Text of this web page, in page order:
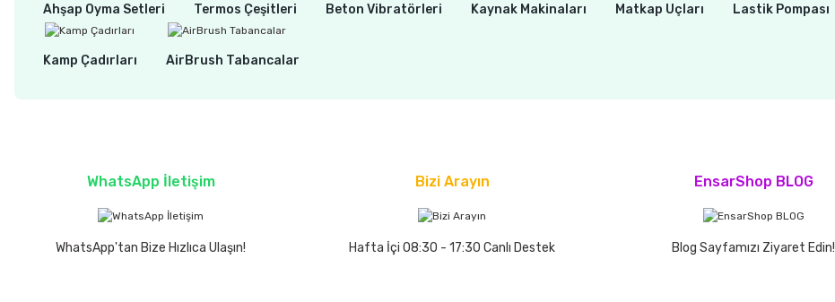
Ahşap Oyma Setleri Termos Çeşitleri Beton Vibratörleri Kaynak Makinaları Matkap Uçları Lastik Pompası
Kamp Çadırları AirBrush Tabancalar
WhatsApp İletişim
WhatsApp'tan Bize Hızlıca Ulaşın!
Bizi Arayın
Hafta İçi 08:30 - 17:30 Canlı Destek
EnsarShop BLOG
Blog Sayfamızı Ziyaret Edin!